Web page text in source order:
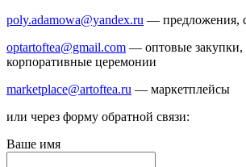
poly.adamowa@yandex.ru — предложения,
optartoftea@gmail.com — оптовые закупки,
корпоративные церемонии
marketplace@artoftea.ru — маркетплейсы
или через форму обратной связи:
Ваше имя